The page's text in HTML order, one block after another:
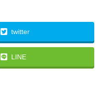
twitter
LINE